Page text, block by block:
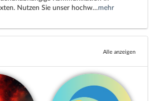
Nutzen Sie unser hochw…mehr
Alle anzeigen